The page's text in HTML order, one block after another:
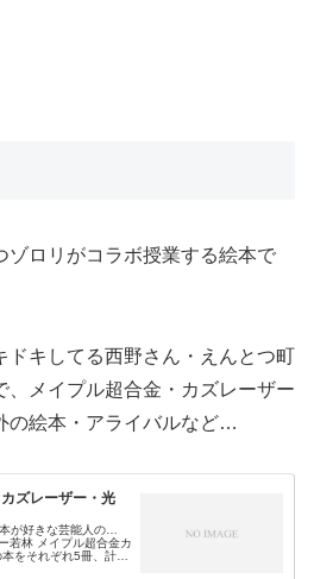
ゾロリがコラボ授業する絵本で
ドキしてる西野さん・えんとつ町
、メイプル超合金・カズレーザー
の絵本・アライバルなど…
ズレーザー・光
が好きな芸能人の…
若林 メイプル超合金カ
をそれぞれ5冊、計20